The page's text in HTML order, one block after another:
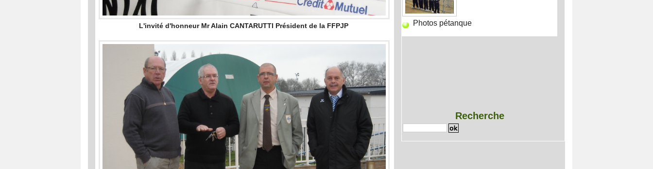
L'invité d'honneur Mr Alain CANTARUTTI Président de la FFPJP Photos pétanque
Recherche